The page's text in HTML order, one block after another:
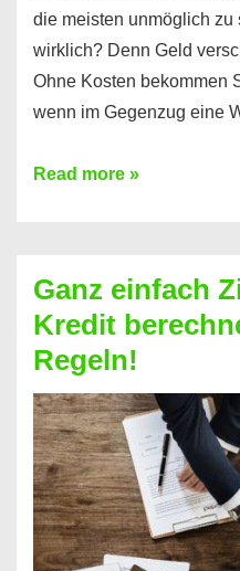
die meisten unmöglich zu
wirklich? Denn Geld
Ohne Kosten bekommen
wenn im Gegenzug eine
Einen
bekommen?
So
ist
es
möglich!
Read more »
Ganz einfach
Kredit
Regeln!